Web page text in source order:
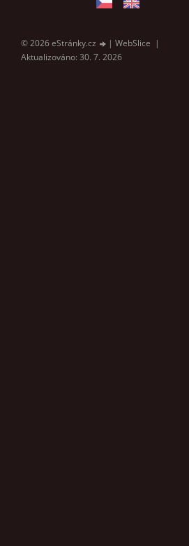
© 2026 eStránky.cz | WebSlice |
Aktualizováno: 30. 7. 2026